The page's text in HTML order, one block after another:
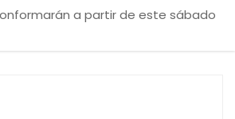
a partir de este sábado